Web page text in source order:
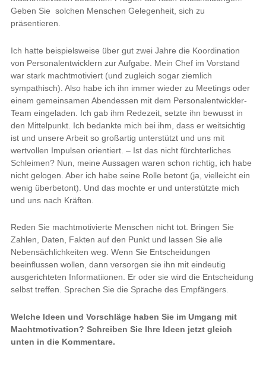
Geben Sie solchen Menschen Gelegenheit, sich zu
präsentieren.
Ich hatte beispielsweise über gut zwei Jahre die Koordination
von Personalentwicklern zur Aufgabe. Mein Chef im Vorstand
war stark machtmotiviert (und zugleich sogar ziemlich
sympathisch). Also habe ich ihn immer wieder zu Meetings oder
einem gemeinsamen Abendessen mit dem Personalentwickler-
Team eingeladen. Ich gab ihm Redezeit, setzte ihn bewusst in
den Mittelpunkt. Ich bedankte mich bei ihm, dass er weitsichtig
ist und unsere Arbeit so großartig unterstützt und uns mit
wertvollen Impulsen orientiert. – Ist das nicht fürchterliches
Schleimen? Nun, meine Aussagen waren schon richtig, ich habe
nicht gelogen. Aber ich habe seine Rolle betont (ja, vielleicht ein
wenig überbetont). Und das mochte er und unterstützte mich
und uns nach Kräften.
Reden Sie machtmotivierte Menschen nicht tot. Bringen Sie
Zahlen, Daten, Fakten auf den Punkt und lassen Sie alle
Nebensächlichkeiten weg. Wenn Sie Entscheidungen
beeinflussen wollen, dann versorgen sie ihn mit eindeutig
ausgerichteten Informatiionen. Er oder sie wird die Entscheidung
selbst treffen. Sprechen Sie die Sprache des Empfängers.
Welche Ideen und Vorschläge haben Sie im Umgang mit
Machtmotivation? Schreiben Sie Ihre Ideen jetzt gleich
unten in die Kommentare.